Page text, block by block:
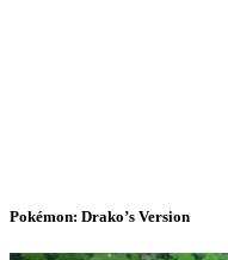
Pokémon: Drako’s Version